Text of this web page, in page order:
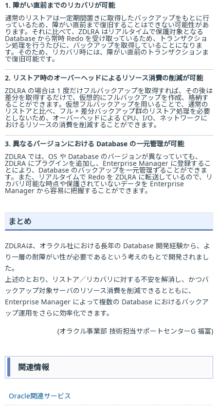
1. 障がい直前までのリカバリが可能
通常のリストアは一定期間置きに取得したバックアップをもとに行
っているため、障がい直前まで復旧することはできない可能性があ
ります。それに比べて、ZDLRA はリアルタイムで保護対象となる
Database から常時 Redo を受け取っているため、トランザクショ
ン処理を行うたびに、バックアップを取得していることになりま
す。そのため、リカバリ時には、障がい直前のトランザクションま
で復旧可能です。
2. リストア時のオーバーヘッドによるリソース消費の削減が可能
ZDLRA の場合は 1 度だけフルバックアップを取得すれば、その後は
差分を取得するだけで、仮想的にフルバックアップを作成、格納す
ることができます。仮想フルバックアップを用いることで、通常の
リストアと比べ、フル + 差分バックアップ群のリストア処理を必要
としないため、オーバーヘッドによる CPU、I/O、ネットワークに
おけるリソースの消費を削減することができます。
3. 異なるバージョンにおける Database の一元管理が可能
ZDLRA では、OS や Database のバージョンが異なっていても、
ZDLRA にプラグインを追加し、Enterprise Manager に登録するこ
とにより、Database のバックアップを一元管理することができま
す。また、リアルタイムで Redo を ZDLRA に転送しているので、リ
カバリ可能な時点や保護されていないデータを Enterprise
Manager から容易に把握することができます。
まとめ
ZDLRAは、オラクル社における長年の Database 開発経験から、よ
り一層の耐障がい性が必要であるという考えのもとで開発されまし
た。
上述のとおり、リストア／リカバリに対する不安を解消し、かつバ
ックアップ対象サーバのリソース消費を削減できるとともに、
Enterprise Manager によって複数の Database におけるバックア
ップ運用をさらに効率化できます。
(オラクル事業部 技術担当サポートセンターG 福富)
関連情報
Oracle関連サービス